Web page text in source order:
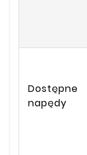
Dostępne
napędy